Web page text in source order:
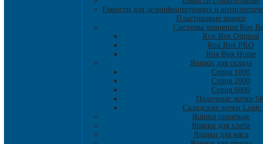
Емкости для дезинфицирующих и
Пластиковые ящики
Системы хранения Rox
Rox Box Original
Rox Box PRO
Rox Box Home
Ящики для склада
Серия 1000
Серия 2000
Серия 6000
Полочные лотки
Складские лотки Logic
Ящики пищевые
Ящики для хлеба
Ящики для мяса